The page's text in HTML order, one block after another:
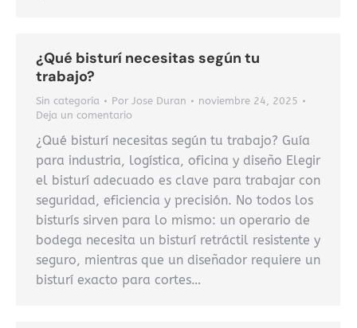
¿Qué bisturí necesitas según tu
trabajo?
Sin categoría Por Jose Duran
noviembre 24, 2025
Deja un comentario
¿Qué bisturí necesitas según tu trabajo? Guía
para industria, logística, oficina y diseño Elegir
el bisturí adecuado es clave para trabajar con
seguridad, eficiencia y precisión. No todos los
bisturís sirven para lo mismo: un operario de
bodega necesita un bisturí retráctil resistente y
seguro, mientras que un diseñador requiere un
bisturí exacto para cortes…